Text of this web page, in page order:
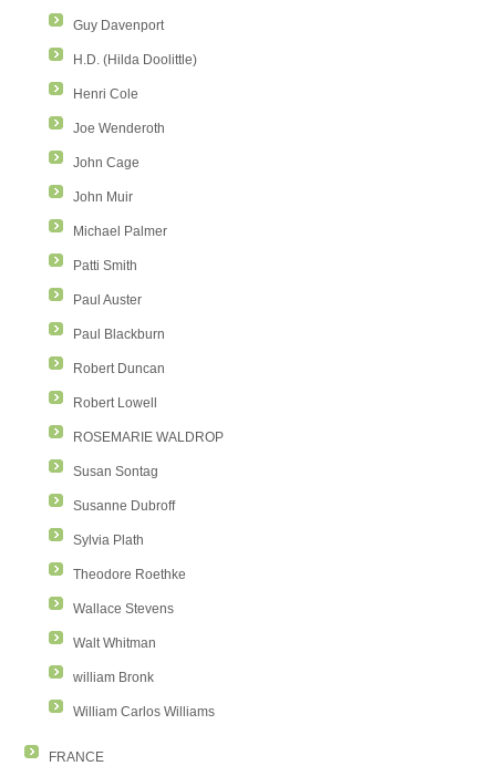
Guy Davenport
H.D. (Hilda Doolittle)
Henri Cole
Joe Wenderoth
John Cage
John Muir
Michael Palmer
Patti Smith
Paul Auster
Paul Blackburn
Robert Duncan
Robert Lowell
ROSEMARIE WALDROP
Susan Sontag
Susanne Dubroff
Sylvia Plath
Theodore Roethke
Wallace Stevens
Walt Whitman
william Bronk
William Carlos Williams
FRANCE